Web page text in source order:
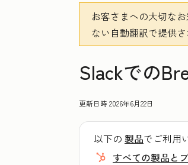
お客さまへの大切な
ない自動翻訳で提供さ
Slackでの
更新日時2026年6月22日
以下の 製品でご利用
すべての製品と